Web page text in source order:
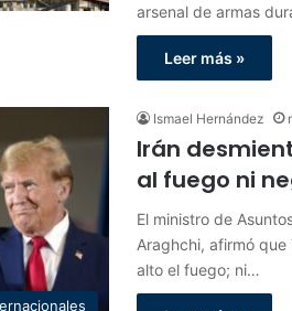
arsenal de armas
Leer más »
Ismael Hernández
Irán
al fuego ni
El ministro de
Araghchi, afirmó
alto el fuego; ni…